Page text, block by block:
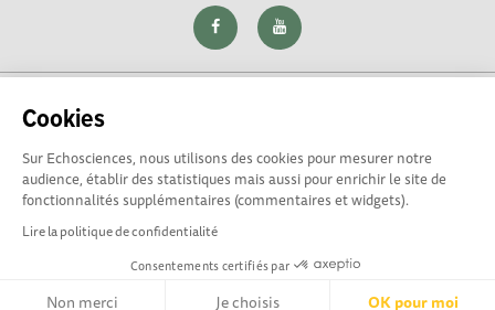
Cookies
Sur Echosciences, nous utilisons des cookies pour mesurer notre
audience, établir des statistiques mais aussi pour enrichir le site de
fonctionnalités supplémentaires (commentaires et widgets).
Lire la politique de confidentialité
Consentements certifiés par
Non merci Je choisis OK pour moi
Explorer, s’exprimer, rentrer en contact : Echosciences Loire
est le réseau social des amateurs de sciences et de
technologies du territoire. Propulsé parLa Rotonde
Mentions légales|Politique de confidentialité
Ligne éditoriale